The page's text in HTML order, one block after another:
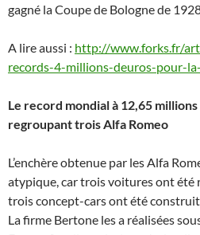
gagné la Coupe de Bologne de
A lire aussi : http://www.forks.fr/
records-4-millions-deuros-pour-
Le record mondial à 12,65
regroupant trois Alfa Romeo
L’enchère obtenue par les Alfa
atypique, car trois voitures ont été
trois concept-cars ont été
La firme Bertone les a réalisées